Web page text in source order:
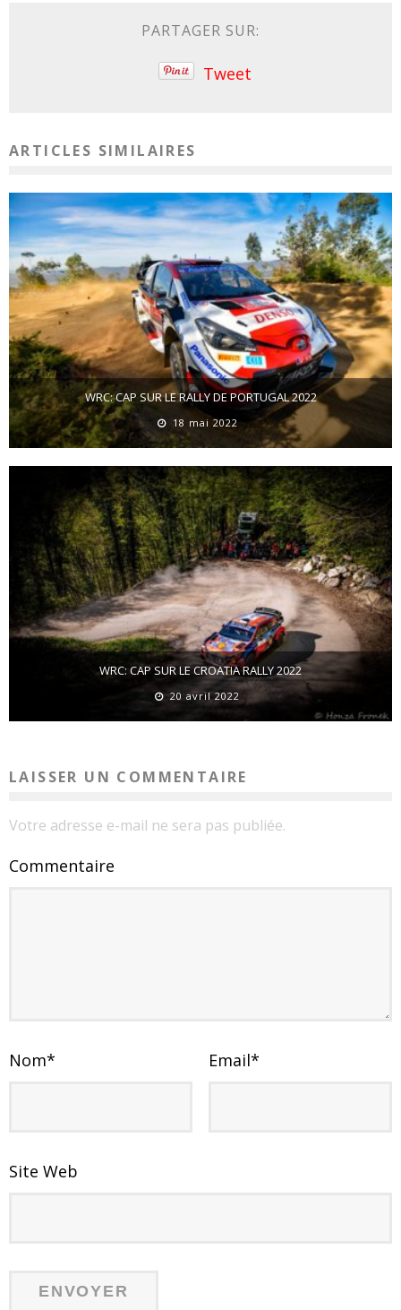
PARTAGER SUR:
Tweet
ARTICLES SIMILAIRES
WRC: CAP SUR LE RALLY DE PORTUGAL 2022
18 mai 2022
WRC: CAP SUR LE CROATIA RALLY 2022
20 avril 2022
LAISSER UN COMMENTAIRE
Votre adresse e-mail ne sera pas publiée.
Commentaire
Nom* Email*
Site Web